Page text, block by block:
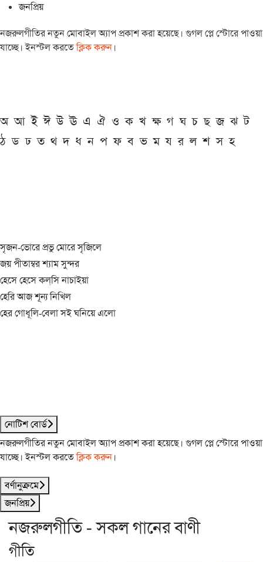
জনপ্রিয়
নজরুলগীতির নতুন মোবাইল অ্যাপ প্রকাশ করা হয়েছে। গুগল প্লে স্টোরে পাওয়া
যাচ্ছে। ইনস্টল করতেক্লিক করুন।
অ আ ই ঈ উ ঊ এ ঐ ও ক খ ক্ষ গ ঘ চ ছ জ ঝ ট
ঠ ড ঢ ত থ দ ধ ন প ফ ব ভ ম য র ল শ স হ
সৃজন-ভোরে প্রভু মোরে সৃজিলে
জয় পীতাম্বর শ্যাম সুন্দর
হেসে হেসে কল্‌সি নাচাইয়া
হেরি আজ শূন্য নিখিল
হের গোধূলি-বেলা সই ঘনিয়ে এলো
নোটিশ বোর্ড
নজরুলগীতির নতুন মোবাইল অ্যাপ প্রকাশ করা হয়েছে। গুগল প্লে স্টোরে পাওয়া
যাচ্ছে। ইনস্টল করতেক্লিক করুন।
বর্ণানুক্রমে
জনপ্রিয়
নজরুলগীতি - সকল গানের বাণী
গীতি